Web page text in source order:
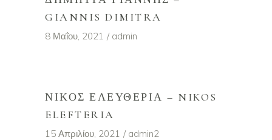
GIANNIS DIMITRA
8 Μαΐου, 2021 admin
ΝΊΚΟΣ ΕΛΕΥΘΕΡΊΑ – NIKOS
ELEFTERIA
15 Απριλίου, 2021 admin2